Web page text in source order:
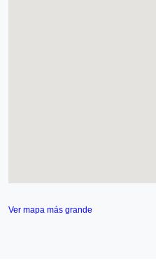
Ver mapa más grande